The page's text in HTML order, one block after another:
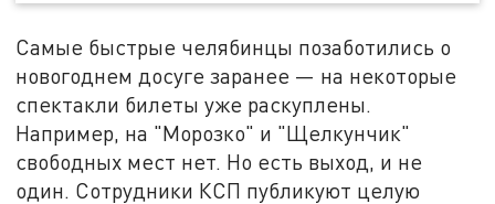
Самые быстрые челябинцы позаботились о
новогоднем досуге заранее — на некоторые
спектакли билеты уже раскуплены.
Например, на "Морозко" и "Щелкунчик"
свободных мест нет. Но есть выход, и не
один. Сотрудники КСП публикуют целую